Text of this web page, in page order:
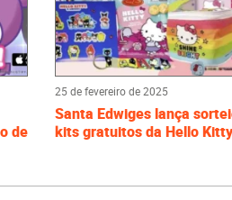
de
25 de fevereiro de 2025
Santa Edwiges lança
kits gratuitos da Hello Kitty